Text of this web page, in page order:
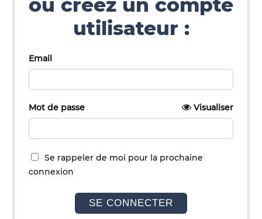
ou créez un compte
utilisateur :
Email
Mot de passe Visualiser
Se rappeler de moi pour la prochaine
connexion
SE CONNECTER